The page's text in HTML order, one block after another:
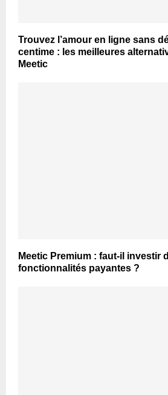
Trouvez l’amour en ligne sans
centime : les meilleures
Meetic
Meetic Premium : faut-il investir
fonctionnalités payantes ?